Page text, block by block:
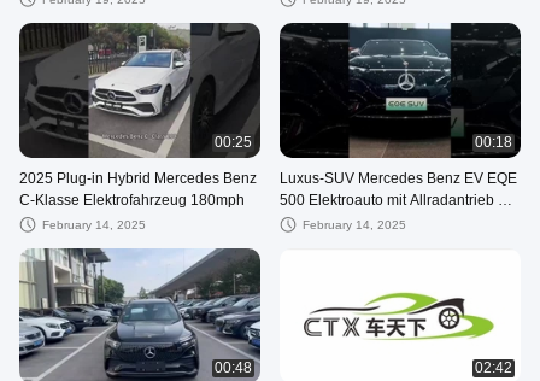
00:25
2025 Plug-in Hybrid Mercedes Benz
C-Klasse Elektrofahrzeug 180mph
February 14, 2025
00:18
Luxus-SUV Mercedes Benz EV EQE
500 Elektroauto mit Allradantrieb mit
Doppelmotoren
February 14, 2025
00:48 02:42